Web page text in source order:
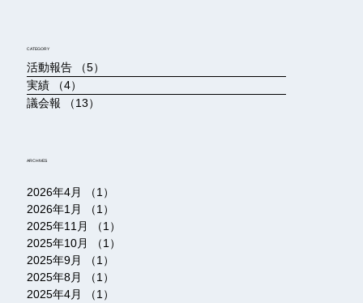
活動報告 （5）
実績
（4）
議会報
（13）
CATEGORY
ARCHIVES
2026年4月 （1）
2026年1月
（1）
2025年11月
（1）
2025年10月
（1）
2025年9月
（1）
2025年8月
（1）
2025年4月
（1）